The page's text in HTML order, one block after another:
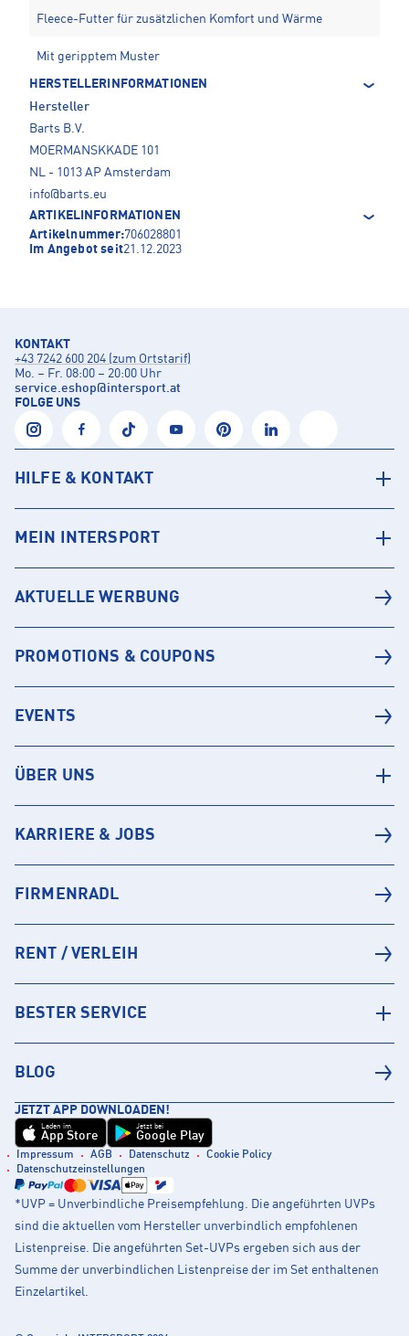
Fleece-Futter für zusätzlichen Komfort und Wärme
Mit geripptem Muster
HERSTELLERINFORMATIONEN
Hersteller
Barts B.V.
MOERMANSKKADE 101
NL - 1013 AP Amsterdam
info@barts.eu
ARTIKELINFORMATIONEN
Artikelnummer:706028801
Im Angebot seit21.12.2023
KONTAKT
+43 7242 600 204 (zum Ortstarif)
Mo. – Fr. 08:00 – 20:00 Uhr
service.eshop@intersport.at
FOLGE UNS
HILFE & KONTAKT
MEIN INTERSPORT
AKTUELLE WERBUNG
PROMOTIONS & COUPONS
EVENTS
ÜBER UNS
KARRIERE & JOBS
FIRMENRADL
RENT / VERLEIH
BESTER SERVICE
BLOG
JETZT APP DOWNLOADEN!
Laden im
App Store
Jetzt bei
Google Play
Impressum AGB Datenschutz
Cookie Policy
Datenschutzeinstellungen
*UVP = Unverbindliche Preisempfehlung. Die angeführten UVPs
sind die aktuellen vom Hersteller unverbindlich empfohlenen
Listenpreise. Die angeführten Set-UVPs ergeben sich aus der
Summe der unverbindlichen Listenpreise der im Set enthaltenen
Einzelartikel.